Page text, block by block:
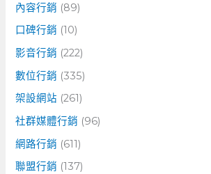
內容行銷 (89)
口碑行銷 (10)
影音行銷 (222)
數位行銷 (335)
架設網站 (261)
社群媒體行銷 (96)
網路行銷 (611)
聯盟行銷 (137)